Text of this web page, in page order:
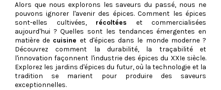
Alors que nous explorons les saveurs du passé, nous ne
pouvons ignorer l'avenir des épices. Comment les épices
sont-elles cultivées, récoltées et commercialisées
aujourd'hui ? Quelles sont les tendances émergentes en
matière de cuisine et d'épices dans le monde moderne ?
Découvrez comment la durabilité, la traçabilité et
l'innovation façonnent l'industrie des épices du XXIe siècle.
Explorez les jardins d'épices du futur, où la technologie et la
tradition se marient pour produire des saveurs
exceptionnelles.